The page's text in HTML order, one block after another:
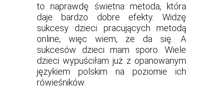
to naprawdę świetna metoda, która
daje bardzo dobre efekty. Widzę
sukcesy dzieci pracujących metodą
online, więc wiem, że da się. A
sukcesów dzieci mam sporo. Wiele
dzieci wypuściłam już z opanowanym
językiem polskim na poziomie ich
rówieśników.